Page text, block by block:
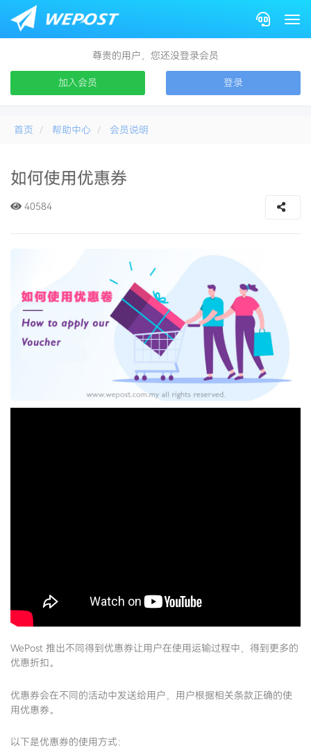
尊贵的用户，您还没登录会员
加入会员 登录
首页 帮助中心 会员说明
如何使用优惠券
40584
WePost 推出不同得到优惠券让用户在使用运输过程中，得到更多的
优惠折扣。
优惠券会在不同的活动中发送给用户，用户根据相关条款正确的使
用优惠券。
以下是优惠券的使用方式：